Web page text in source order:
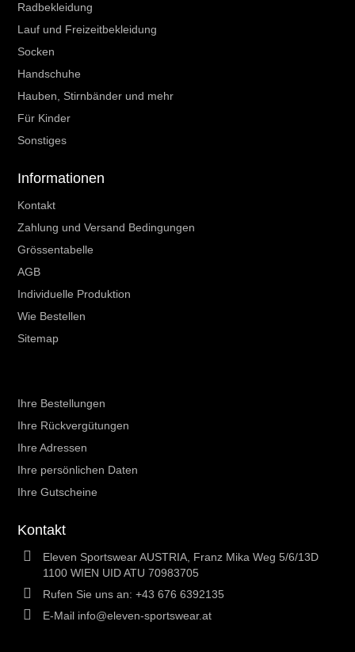
Radbekleidung
Lauf und Freizeitbekleidung
Socken
Handschuhe
Hauben, Stirnbänder und mehr
Für Kinder
Sonstiges
Informationen
Kontakt
Zahlung und Versand Bedingungen
Grössentabelle
AGB
Individuelle Produktion
Wie Bestellen
Sitemap
Ihre Bestellungen
Ihre Rückvergütungen
Ihre Adressen
Ihre persönlichen Daten
Ihre Gutscheine
Kontakt
Eleven Sportswear AUSTRIA, Franz Mika Weg 5/6/13D
1100 WIEN UID ATU 70983705
Rufen Sie uns an: +43 676 6392135
E-Mail info@eleven-sportswear.at